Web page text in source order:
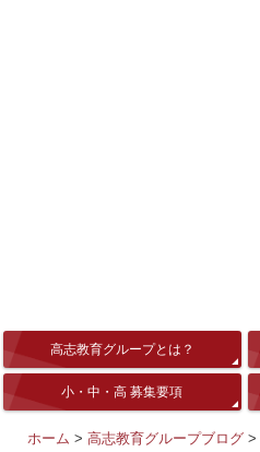
高志教育グループとは？
小・中・高 募集要項
ホーム > 高志教育グループブログ >